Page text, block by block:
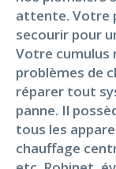
attente. Votre
secourir pour
Votre cumulus
problèmes de
réparer tout
panne. Il
tous les
chauffage